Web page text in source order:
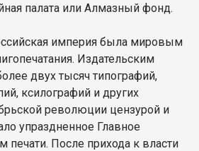
палата или Алмазный фонд.
империя была мировым
Издательским
двух тысяч типографий,
ксилографий и других
революции цензурой и
упраздненное Главное
печати. После прихода к власти